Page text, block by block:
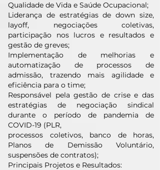
Qualidade de Vida e Saúde Ocupacional;
Liderança de estratégias de down size,
layoff, negociações coletivas,
participação nos lucros e resultados e
gestão de greves;
Implementação de melhorias e
automatização de processos de
admissão, trazendo mais agilidade e
eficiência para o time;
Responsável pela gestão de crise e das
estratégias de negociação sindical
durante o período de pandemia de
COVID-19 (PLR,
processos coletivos, banco de horas,
Planos de Demissão Voluntário,
suspensões de contratos);
Principais Projetos e Resultados: